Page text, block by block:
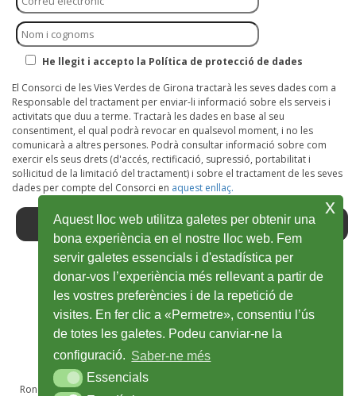
He llegit i accepto la Política de protecció de dades
El Consorci de les Vies Verdes de Girona tractarà les seves dades com a
Responsable del tractament per enviar-li informació sobre els serveis i
activitats que duu a terme. Tractarà les dades en base al seu
consentiment, el qual podrà revocar en qualsevol moment, i no les
comunicarà a altres persones. Podrà consultar informació sobre com
exercir els seus drets (d'accés, rectificació, supressió, portabilitat i
sol·licitud de la limitació del tractament) i sobre el tractament de les seves
dades per compte del Consorci en aquest enllaç.
Facebook
Obre
en
una
finestra
nova
Twitter
Obre
en
una
finestra
nova
Youtube
Obre
en
una
finestra
Instagram
Obre
en
una
finestra
Wikiloc
Obre
en
una
finestra
Ronda Sant Antoni Maria Claret, 28A, 1r · 17002 Girona · T 972 48 69 50
Aquest lloc web utilitza galetes per obtenir una
bona experiència en el nostre lloc web. Fem
servir galetes essencials i d'estadística per
donar-vos l’experiència més rellevant a partir de
les vostres preferències i de la repetició de
visites. En fer clic a «Permetre», consentiu l’ús
de totes les galetes. Podeu canviar-ne la
configuració. Saber-ne més
EssencialsEssencials
x